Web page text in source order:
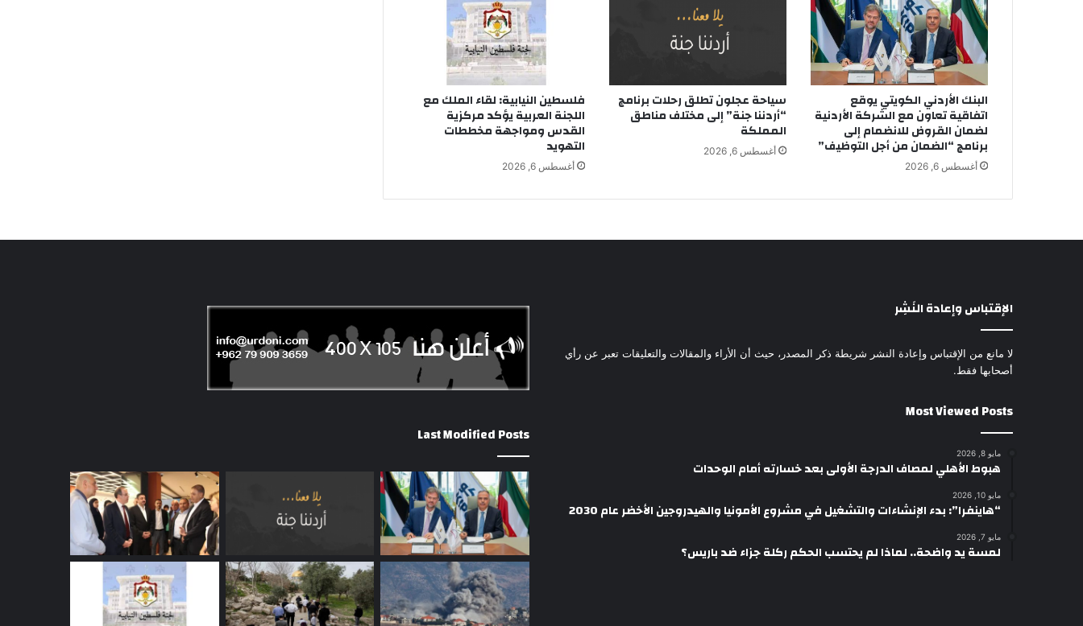
البنك الأردني الكويتي يوقع
اتفاقية تعاون مع الشركة الأردنية
لضمان القروض للانضمام إلى
برنامج “الضمان من أجل التوظيف”
أغسطس 6, 2026
سياحة عجلون تطلق رحلات برنامج
“أردننا جنة” إلى مختلف مناطق
المملكة
أغسطس 6, 2026
فلسطين النيابية: لقاء الملك مع
اللجنة العربية يؤكد مركزية
القدس ومواجهة مخططات
التهويد
أغسطس 6, 2026
الإقتباس وإعادة النَشِر
لا مانع من الإقتباس وإعادة النشر شريطة ذكر المصدر، حيث أن الأراء والمقالات والتعليقات تعبر عن رأي
أصحابها فقط.
Most Viewed Posts
مايو 8, 2026
هبوط الأهلي لمصاف الدرجة الأولى بعد خسارته أمام الوحدات
مايو 10, 2026
“هاينفرا”: بدء الإنشاءات والتشغيل في مشروع الأمونيا والهيدروجين الأخضر عام 2030
مايو 7, 2026
لمسة يد واضحة.. لماذا لم يحتسب الحكم ركلة جزاء ضد باريس؟
Last Modified Posts